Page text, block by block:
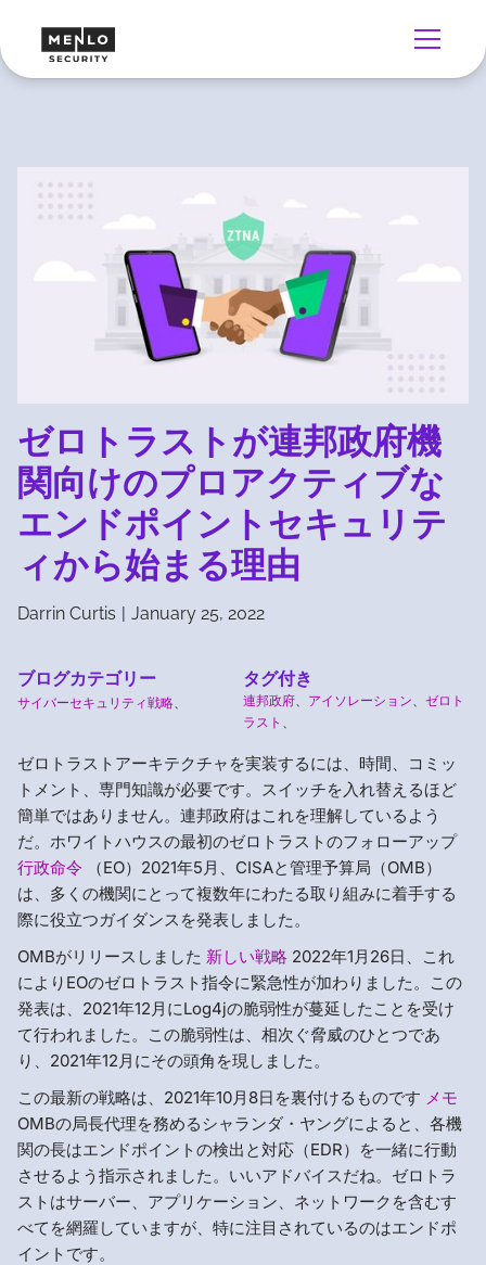
ゼロトラストが連邦政府機
関向けのプロアクティブな
エンドポイントセキュリテ
ィから始まる理由
Darrin Curtis | January 25, 2022
ブログカテゴリー
サイバーセキュリティ戦略
タグ付き
連邦政府 アイソレーション
ゼロト
ラスト
ゼロトラストアーキテクチャを実装するには、時間、コミッ
トメント、専門知識が必要です。スイッチを入れ替えるほど
簡単ではありません。連邦政府はこれを理解しているよう
だ。ホワイトハウスの最初のゼロトラストのフォローアップ
行政命令 （EO）2021年5月、CISAと管理予算局（OMB）
は、多くの機関にとって複数年にわたる取り組みに着手する
際に役立つガイダンスを発表しました。
OMBがリリースしました 新しい戦略 2022年1月26日、これ
によりEOのゼロトラスト指令に緊急性が加わりました。この
発表は、2021年12月にLog4jの脆弱性が蔓延したことを受け
て行われました。この脆弱性は、相次ぐ脅威のひとつであ
り、2021年12月にその頭角を現しました。
この最新の戦略は、2021年10月8日を裏付けるものです メモ
OMBの局長代理を務めるシャランダ・ヤングによると、各機
関の長はエンドポイントの検出と対応（EDR）を一緒に行動
させるよう指示されました。いいアドバイスだね。ゼロトラ
ストはサーバー、アプリケーション、ネットワークを含むす
べてを網羅していますが、特に注目されているのはエンドポ
イントです。